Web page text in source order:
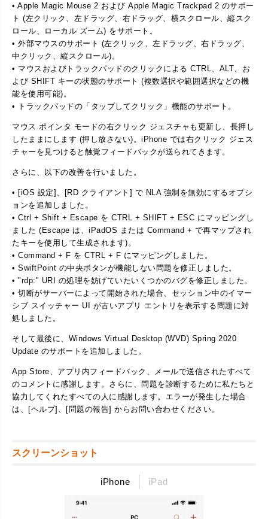
• Apple Magic Mouse 2 および Apple Magic Trackpad 2 のサポー
ト (左クリック、左ドラッグ、右ドラッグ、横スクロール、縦スク
ロール、ローカル ズーム) をサポート。
• 外部マウスのサポート (左クリック、左ドラッグ、右ドラッグ、
中クリック、縦スクロール)。
• マウスおよびトラックパッドのクリックによる CTRL、ALT、お
よび SHIFT キーの状態のサポート (複数選択や範囲選択などの機
能を使用可能)。
• トラックパッドの「タップしてクリック」機能のサポート。
マウス ポインタ モードの右クリック ジェスチャも更新し、長押し
したままにします (押し放さない)。iPhone では右クリック ジェス
チャーを見つけると触覚フィードバックが送られてきます。
さらに、以下の改善を行いました。
• [iOS 設定]、[RD クライアント] で NLA 強制を無効にするオプシ
ョンを追加しました。
• Ctrl + Shift + Escape を CTRL + SHIFT + ESC にマッピングし
ました (Escape は、iPadOS または Command + で再マップされ
たキーを使用して生成されます)。
• Command + F を CTRL + F にマッピングしました。
• SwiftPoint の中央ボタンが機能しない問題を修正しました。
• "rdp:" URI の処理を妨げていたいくつかのバグを修正しました。
• 切断がサーバーによって開始された場合、セッション中のイマー
シブ スイッチャー UI が古いアプリ エントリを表示する問題に対
処しました。
そして最後に、Windows Virtual Desktop (WVD) Spring 2020
Update のサポートを追加しました。
App Store、アプリ内フィードバック、メールで送信されたすべて
のコメントに感謝します。さらに、問題を診断するために私たちと
協力してくれたすべての人に感謝します。エラーが発生した場合
は、[ヘルプ]、[問題の報告] からお問い合わせください。
スクリーンショット
iPhone iPad